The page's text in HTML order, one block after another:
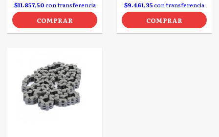
$11.857,50con transferencia
COMPRAR
$9.461,35con transferencia
COMPRAR